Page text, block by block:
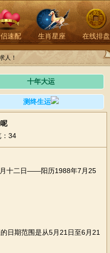
速配 生肖星座 在线排盘
人！
十年大运
测终生运
：34
十二日——阳历1988年7月25
日期范围是从5月21日至6月21